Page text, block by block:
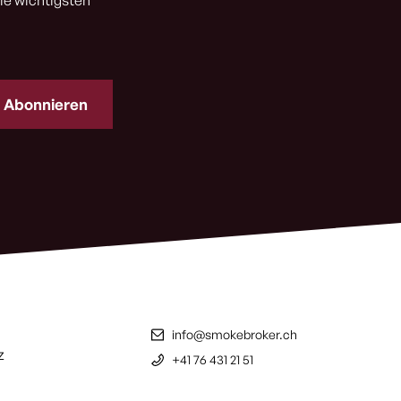
info@smokebroker.ch
+41 76 431 21 51